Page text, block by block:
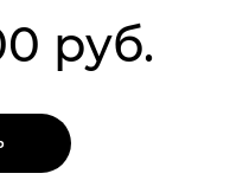
руб.